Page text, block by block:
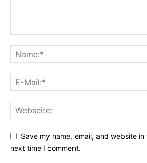
Save my name, email, and website
next time I comment.